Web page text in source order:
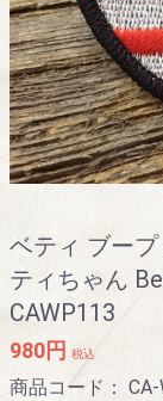
ベティ ブー
ティちゃん
CAWP113
980円 税込
商品コード：